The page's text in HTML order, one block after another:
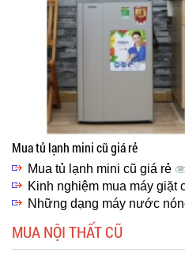
Mua tủ lạnh mini cũ giá rẻ
Mua tủ lạnh mini cũ giá rẻ
Kinh nghiệm mua máy giặt
Những dạng máy nước
MUA NỘI THẤT CŨ